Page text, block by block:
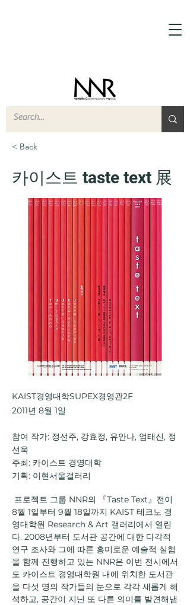
< Back
카이스트 taste text 展
KAIST경영대학SUPEX경영관2F
2011년 8월 1일
참여 작가: 정선주, 강효정, 유안나, 엄태신, 정
선욱
주최: 카이스트 경영대학
기획: 이현서울갤러리
8월 1일부터 9월 18일까지 KAIST 테크노 경
영대학원 Research & Art 갤러리에서 열린
다. 2008년부터 도서관 공간에 대한 다각적
연구 조사와 그에 따른 흥미로운 예술적 실험
을 함께 진행하고 있는 NNR은 이번 전시에서
도 카이스트 경영대학원 내에 위치한 도서관
을 다섯 명의 작가들의 눈으로 각각 새롭게 해
석하고, 공간이 지닌 또 다른 의미를 발견해냄